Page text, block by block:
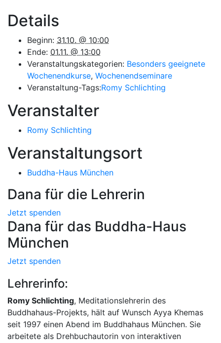
Details
Beginn: 31.10. @ 10:00
Ende: 01.11. @ 13:00
Veranstaltungskategorien: Besonders geeignete
Wochenendkurse, Wochenendseminare
Veranstaltung-Tags:Romy Schlichting
Veranstalter
Romy Schlichting
Veranstaltungsort
Buddha-Haus München
Dana für die Lehrerin
Jetzt spenden
Dana für das Buddha-Haus
München
Jetzt spenden
Lehrerinfo:
Romy Schlichting, Meditationslehrerin des
Buddhahaus-Projekts, hält auf Wunsch Ayya Khemas
seit 1997 einen Abend im Buddhahaus München. Sie
arbeitete als Drehbuchautorin von interaktiven